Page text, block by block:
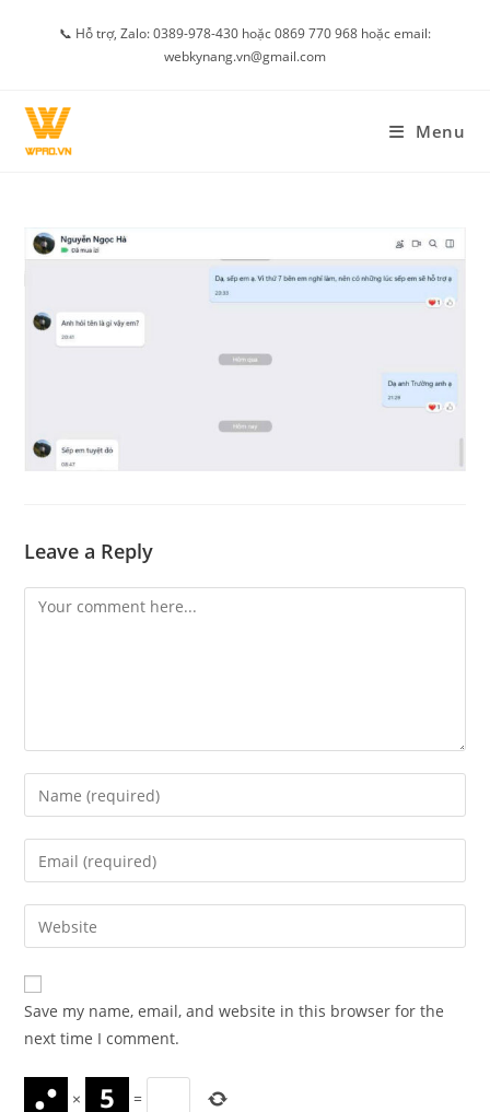
📞 Hỗ trợ, Zalo: 0389-978-430 hoặc 0869 770 968 hoặc email:
webkynang.vn@gmail.com
Menu
Leave a Reply
Comment
Enter
your
name
comment
Enter
your
email
address
comment
Enter
your
website
URL
(optional)
Save my name, email, and website in this browser for the
next time I comment.
× =